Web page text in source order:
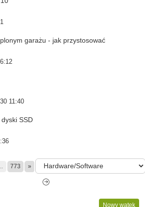
garażu - jak przystosować
11:40
dyski SSD
773 »
Nowy wątek